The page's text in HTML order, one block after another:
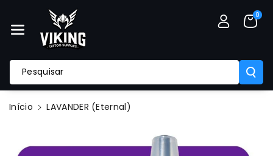
A O Conte
Údo
Pesquisar
0
Início LAVANDER (Eternal)
Saltar Para
Informação